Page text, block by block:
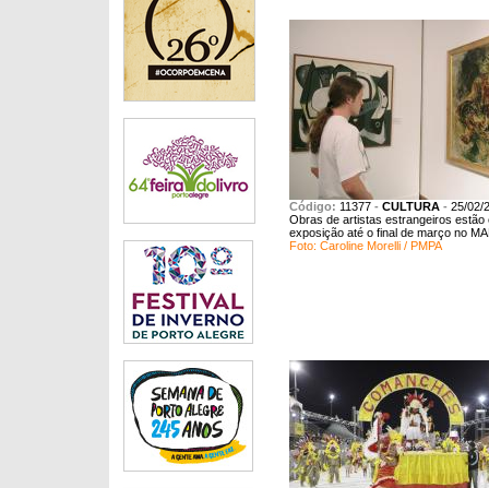
Código: 11377 - CULTURA - 25/02/
Obras de artistas estrangeiros estão
exposição até o final de março no
Foto: Caroline Morelli / PMPA